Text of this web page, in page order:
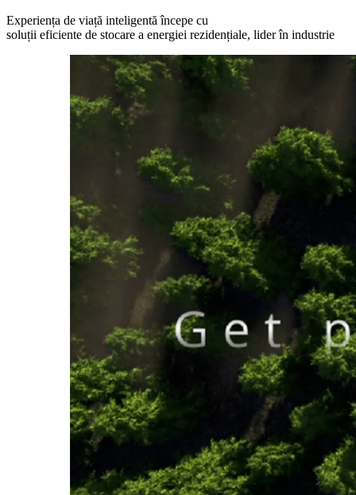
Experiența de viață inteligentă începe cu
soluții eficiente de stocare a energiei rezidențiale, lider în industrie